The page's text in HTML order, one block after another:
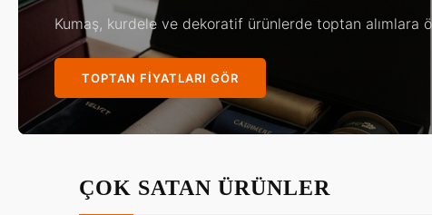
En özel gününüz için en zarif tasarımlar Kalif kalitesiyle.
KOLEKSIYONU KEŞFET
ÇOK SATAN ÜRÜNLER